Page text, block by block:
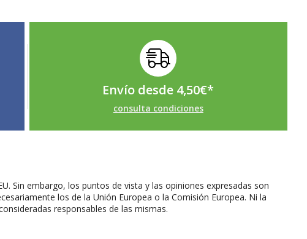
Envío desde 4,50€*
consulta condiciones
Sin embargo, los puntos de vista y las opiniones expresadas son
los de la Unión Europea o la Comisión Europea. Ni la
responsables de las mismas.